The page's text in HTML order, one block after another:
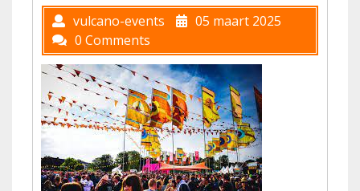
vulcano-events
05 maart 2025
0 Comments